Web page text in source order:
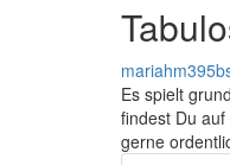
Es spielt
findest Du
gerne